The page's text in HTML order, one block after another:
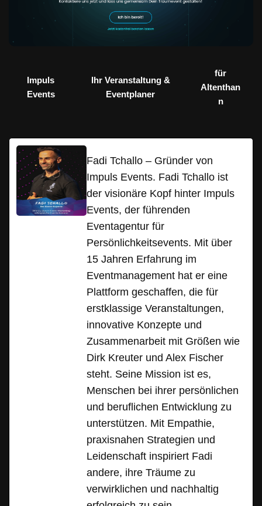
Impuls
Events
Ihr Veranstaltung &
Eventplaner
für
Altenthan
n
Fadi Tchallo – Gründer von
Impuls Events. Fadi Tchallo ist
der visionäre Kopf hinter Impuls
Events, der führenden
Eventagentur für
Persönlichkeitsevents. Mit über
15 Jahren Erfahrung im
Eventmanagement hat er eine
Plattform geschaffen, die für
erstklassige Veranstaltungen,
innovative Konzepte und
Zusammenarbeit mit Größen wie
Dirk Kreuter und Alex Fischer
steht. Seine Mission ist es,
Menschen bei ihrer persönlichen
und beruflichen Entwicklung zu
unterstützen. Mit Empathie,
praxisnahen Strategien und
Leidenschaft inspiriert Fadi
andere, ihre Träume zu
verwirklichen und nachhaltig